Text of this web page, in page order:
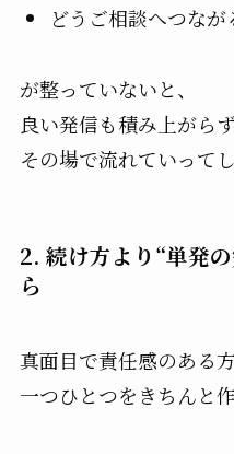
どうご相談へつなが
が整っていないと、
良い発信も積み上がらず
その場で流れていって
2. 続け方より“単発
ら
真面目で責任感のある方
一つひとつをきちんと